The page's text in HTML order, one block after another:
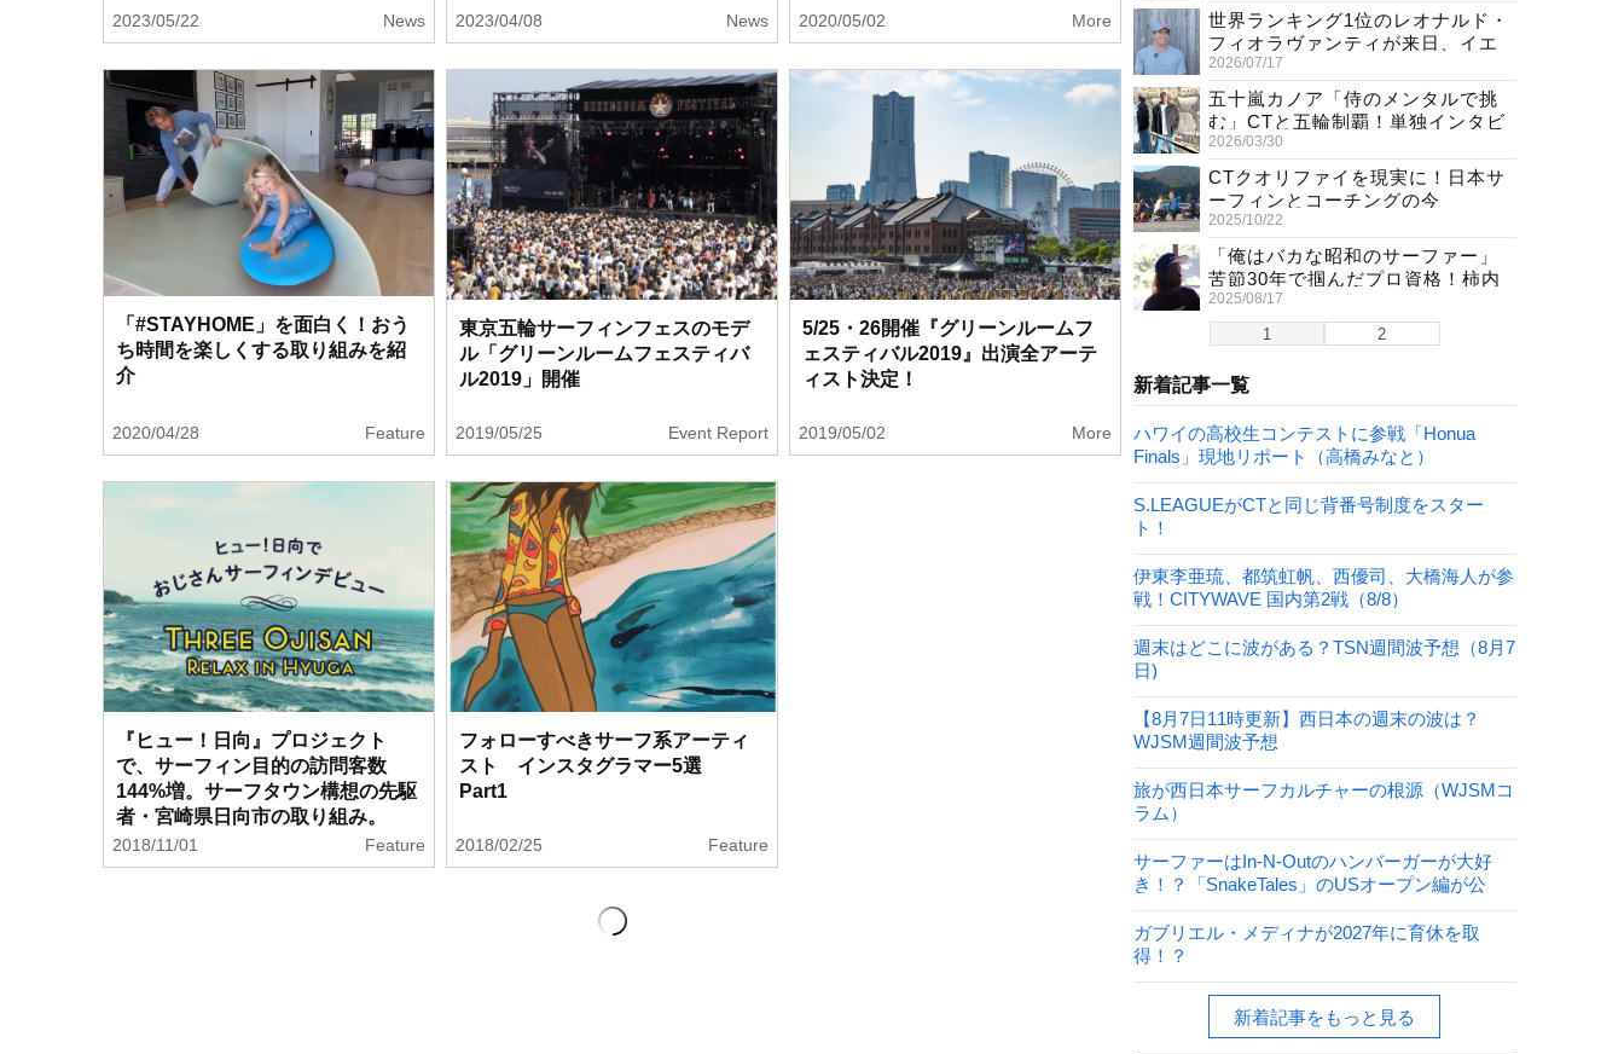
2023/05/22 News 2023/04/08 News 2020/05/02 More
「#STAYHOME」を面白く！おう
ち時間を楽しくする取り組みを紹
介
2020/04/28 Feature
東京五輪サーフィンフェスのモデ
ル「グリーンルームフェスティバ
ル2019」開催
2019/05/25 Event Report
5/25・26開催『グリーンルームフ
ェスティバル2019』出演全アーテ
ィスト決定！
2019/05/02 More
『ヒュー！日向』プロジェクト
で、サーフィン目的の訪問客数
144%増。サーフタウン構想の先駆
者・宮崎県日向市の取り組み。
2018/11/01 Feature
フォローすべきサーフ系アーティ
スト インスタグラマー5選
Part1
2018/02/25 Feature
1 2
世界ランキング1位のレオナルド・
フィオラヴァンティが来日、イエ
ロージャージ獲得直後の独占イン
タビュー
2026/07/17
五十嵐カノア「侍のメンタルで挑
む」CTと五輪制覇！単独インタビ
ューで熱弁
2026/03/30
CTクオリファイを現実に！日本サ
ーフィンとコーチングの今
2025/10/22
「俺はバカな昭和のサーファー」
苦節30年で掴んだプロ資格！柿内
聖文(54)の生き様
2025/08/17
新着記事一覧
ハワイの高校生コンテストに参戦「Honua
Finals」現地リポート（高橋みなと）
S.LEAGUEがCTと同じ背番号制度をスター
ト！
伊東李亜琉、都筑虹帆、西優司、大橋海人が参
戦！CITYWAVE 国内第2戦（8/8）
週末はどこに波がある？TSN週間波予想（8月7
日)
【8月7日11時更新】西日本の週末の波は？
WJSM週間波予想
旅が西日本サーフカルチャーの根源（WJSMコ
ラム）
サーファーはIn-N-Outのハンバーガーが大好
き！？「SnakeTales」のUSオープン編が公
ガブリエル・メディナが2027年に育休を取
得！？
新着記事をもっと見る